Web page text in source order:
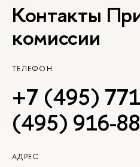
Контакты
комиссии
ТЕЛЕФОН
+7 (495)
(495) 916-
АДРЕС